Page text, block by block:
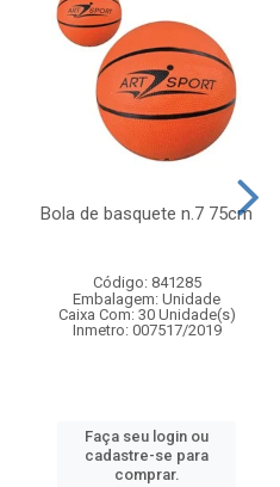
Bola de basquete n.7 75cm
Código: 841285
Embalagem: Unidade
Caixa Com: 30 Unidade(s)
Inmetro: 007517/2019
Faça seu login ou
cadastre-se para
comprar.